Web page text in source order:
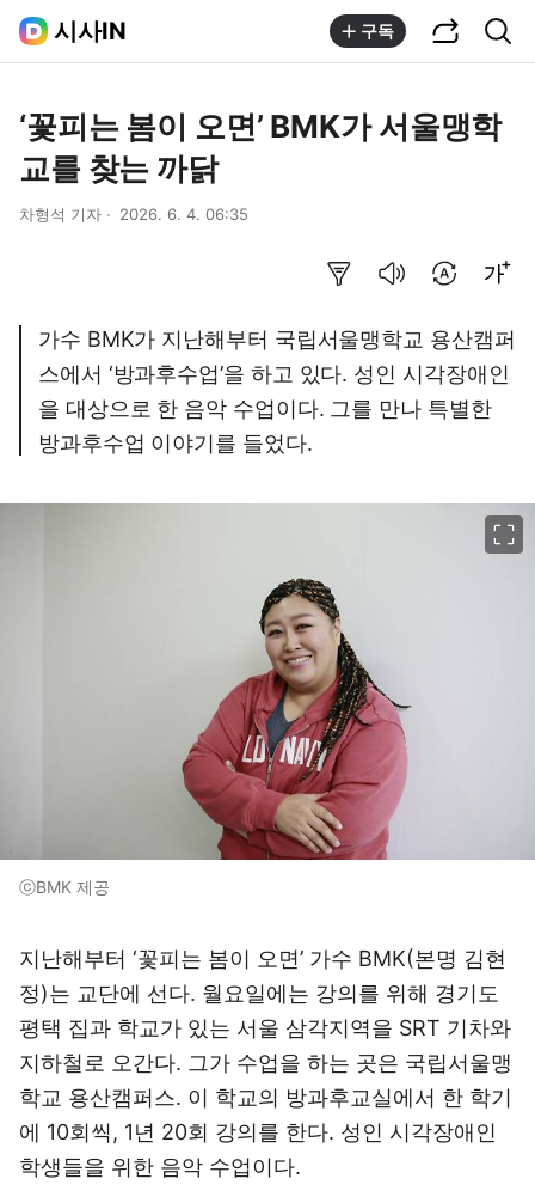
시사IN 구독
‘꽃피는 봄이 오면’ BMK가 서울맹학
교를 찾는 까닭
차형석 기자 2026. 6. 4. 06:35
가수 BMK가 지난해부터 국립서울맹학교 용산캠퍼
스에서 ‘방과후수업’을 하고 있다. 성인 시각장애인
을 대상으로 한 음악 수업이다. 그를 만나 특별한
방과후수업 이야기를 들었다.
ⓒBMK 제공
지난해부터 ‘꽃피는 봄이 오면’ 가수 BMK(본명 김현
정)는 교단에 선다. 월요일에는 강의를 위해 경기도
평택 집과 학교가 있는 서울 삼각지역을 SRT 기차와
지하철로 오간다. 그가 수업을 하는 곳은 국립서울맹
학교 용산캠퍼스. 이 학교의 방과후교실에서 한 학기
에 10회씩, 1년 20회 강의를 한다. 성인 시각장애인
학생들을 위한 음악 수업이다.